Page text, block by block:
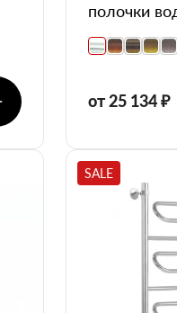
полочки
от 25 134 ₽
SALE